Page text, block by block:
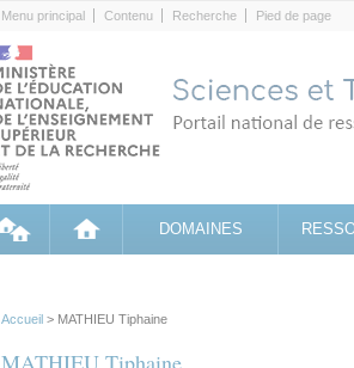
Menu principal Contenu Recherche Pied de page
DOMAINES
Accueil > MATHIEU Tiphaine
MATHIEU Tiphaine